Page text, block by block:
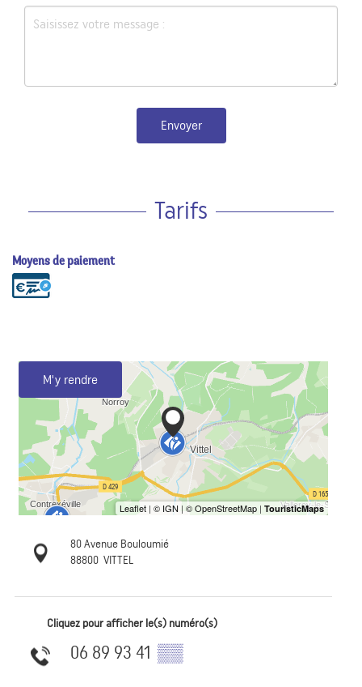
Envoyer
Tarifs
Moyens de paiement
M'y rendre
80 Avenue Bouloumié
88800 VITTEL
Cliquez pour afficher le(s) numéro(s)
06 89 93 41 ▒▒